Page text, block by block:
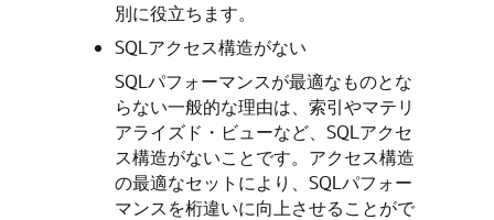
別に役立ちます。
SQLアクセス構造がない
SQLパフォーマンスが最適なものとな
らない一般的な理由は、索引やマテリ
アライズド・ビューなど、SQLアクセ
ス構造がないことです。アクセス構造
の最適なセットにより、SQLパフォー
マンスを桁違いに向上させることがで